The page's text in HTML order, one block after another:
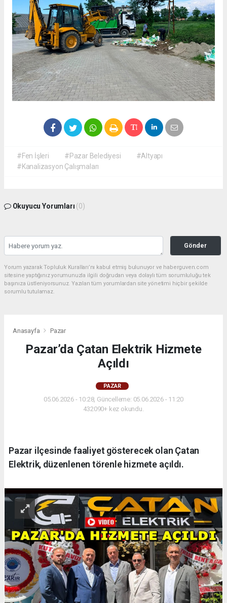
#Fen İşleri #Pazar Belediyesi
#Altyapı
#Kanalizasyon Çalışmaları
Okuyucu Yorumları (0)
Gönder
Yorum yazarak Topluluk Kuralları’nı kabul etmiş bulunuyor ve haberguven.com
sitesine yaptığınız yorumunuzla ilgili doğrudan veya dolaylı tüm sorumluluğu tek
başınıza üstleniyorsunuz. Yazılan tüm yorumlardan site yönetimi hiçbir şekilde
sorumlu tutulamaz.
Anasayfa Pazar
Pazar’da Çatan Elektrik Hizmete
Açıldı
PAZAR
05.06.2026 - 10:28, Güncelleme: 05.06.2026 - 11:20
432090+ kez okundu.
Pazar ilçesinde faaliyet gösterecek olan Çatan
Elektrik, düzenlenen törenle hizmete açıldı.